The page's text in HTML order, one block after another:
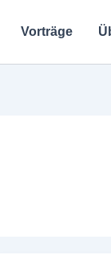
Vorträge